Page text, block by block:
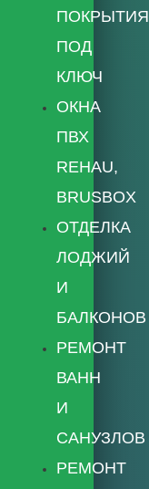
ПОКРЫТИЯ
ПОД
КЛЮЧ
ОКНА
ПВХ
REHAU,
BRUSBOX
ОТДЕЛКА
ЛОДЖИЙ
И
БАЛКОНОВ
РЕМОНТ
ВАНН
И
САНУЗЛОВ
РЕМОНТ